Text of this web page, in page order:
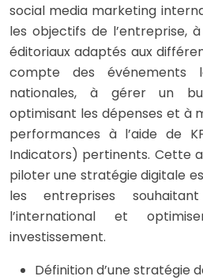
social media marketing
les objectifs de l’entreprise,
éditoriaux adaptés aux
compte des événements
nationales, à gérer un
optimisant les dépenses et à
performances à l’aide de
Indicators) pertinents. Cette
piloter une stratégie digitale
les entreprises
l’international et
investissement.
Définition d’une stratégie